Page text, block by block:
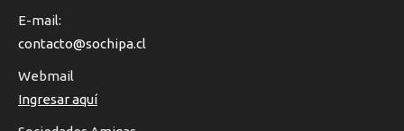
E-mail:
contacto@sochipa.cl
Webmail
Ingresar aquí